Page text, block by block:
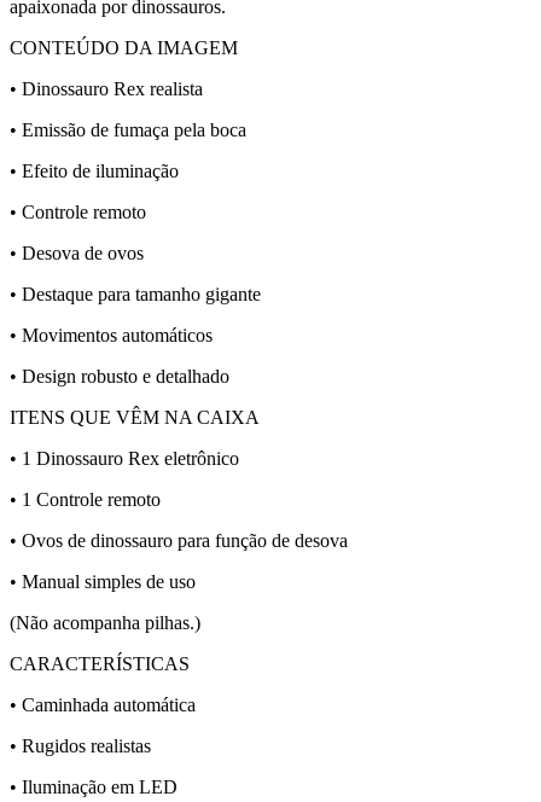
apaixonada por dinossauros.
CONTEÚDO DA IMAGEM
• Dinossauro Rex realista
• Emissão de fumaça pela boca
• Efeito de iluminação
• Controle remoto
• Desova de ovos
• Destaque para tamanho gigante
• Movimentos automáticos
• Design robusto e detalhado
ITENS QUE VÊM NA CAIXA
• 1 Dinossauro Rex eletrônico
• 1 Controle remoto
• Ovos de dinossauro para função de desova
• Manual simples de uso
(Não acompanha pilhas.)
CARACTERÍSTICAS
• Caminhada automática
• Rugidos realistas
• Iluminação em LED